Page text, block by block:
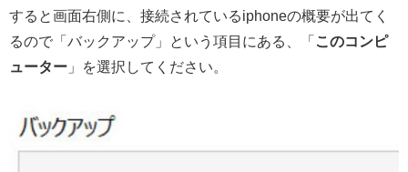
すると画面右側に、接続されているiphoneの概要が出てく
るので「バックアップ」という項目にある、「 このコンピ
ューター 」を選択してください。